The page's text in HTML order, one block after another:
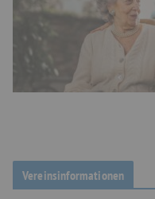
Vereinsinformationen